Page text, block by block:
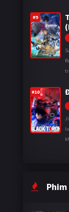
#9
#10
Phim